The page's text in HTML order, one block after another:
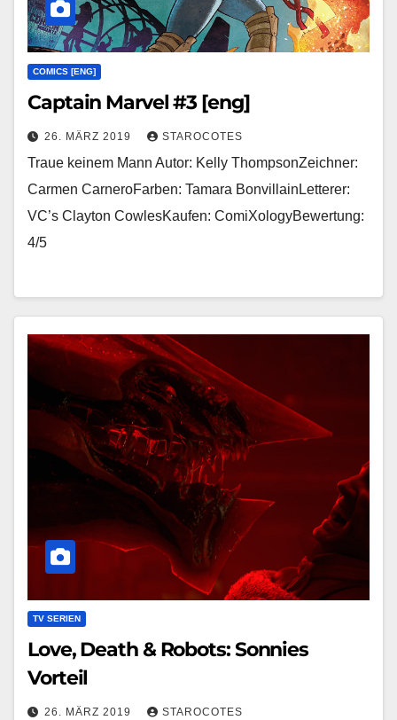
COMICS [ENG]
Captain Marvel #3 [eng]
26. MÄRZ 2019 STAROCOTES
Traue keinem Mann Autor: Kelly ThompsonZeichner:
Carmen CarneroFarben: Tamara BonvillainLetterer:
VC’s Clayton CowlesKaufen: ComiXologyBewertung:
4/5
TV SERIEN
Love, Death & Robots: Sonnies
Vorteil
26. MÄRZ 2019 STAROCOTES